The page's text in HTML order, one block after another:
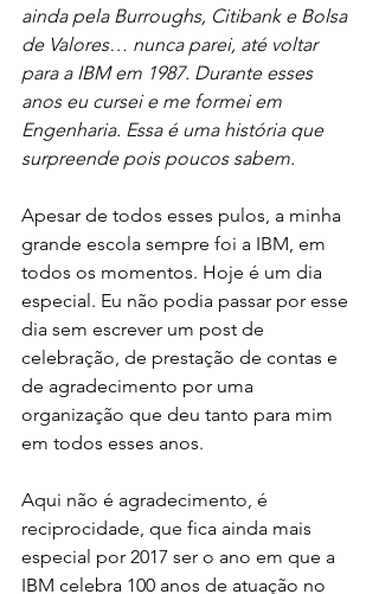
ainda pela Burroughs, Citibank e Bolsa
de Valores… nunca parei, até voltar
para a IBM em 1987. Durante esses
anos eu cursei e me formei em
Engenharia. Essa é uma história que
surpreende pois poucos sabem.
Apesar de todos esses pulos, a minha
grande escola sempre foi a IBM, em
todos os momentos. Hoje é um dia
especial. Eu não podia passar por esse
dia sem escrever um post de
celebração, de prestação de contas e
de agradecimento por uma
organização que deu tanto para mim
em todos esses anos.
Aqui não é agradecimento, é
reciprocidade, que fica ainda mais
especial por 2017 ser o ano em que a
IBM celebra 100 anos de atuação no